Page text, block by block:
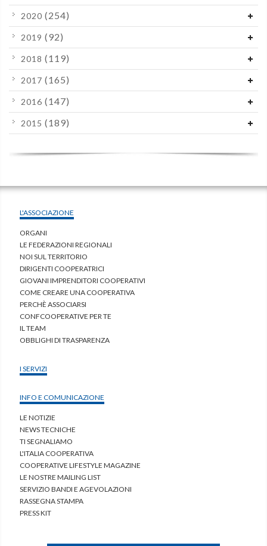
2020 (254)
2019 (92)
2018 (119)
2017 (165)
2016 (147)
2015 (189)
L'ASSOCIAZIONE
ORGANI
LE FEDERAZIONI REGIONALI
NOI SUL TERRITORIO
DIRIGENTI COOPERATRICI
GIOVANI IMPRENDITORI COOPERATIVI
COME CREARE UNA COOPERATIVA
PERCHÈ ASSOCIARSI
CONFCOOPERATIVE PER TE
IL TEAM
OBBLIGHI DI TRASPARENZA
I SERVIZI
INFO E COMUNICAZIONE
LE NOTIZIE
NEWS TECNICHE
TI SEGNALIAMO
L'ITALIA COOPERATIVA
COOPERATIVE LIFESTYLE MAGAZINE
LE NOSTRE MAILING LIST
SERVIZIO BANDI E AGEVOLAZIONI
RASSEGNA STAMPA
PRESS KIT